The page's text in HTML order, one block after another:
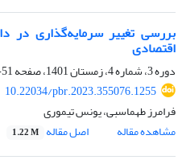
بررسی تغییر سرمایه‌گذاری در
اقتصادی
دوره 3، شماره 4، زمستان 1401، صفحه
51-79
10.22034/pbr.2023.355076.1255
فرامرز طهماسبی، یونس تیموری
مشاهده مقاله
اصل مقاله 1.22 M